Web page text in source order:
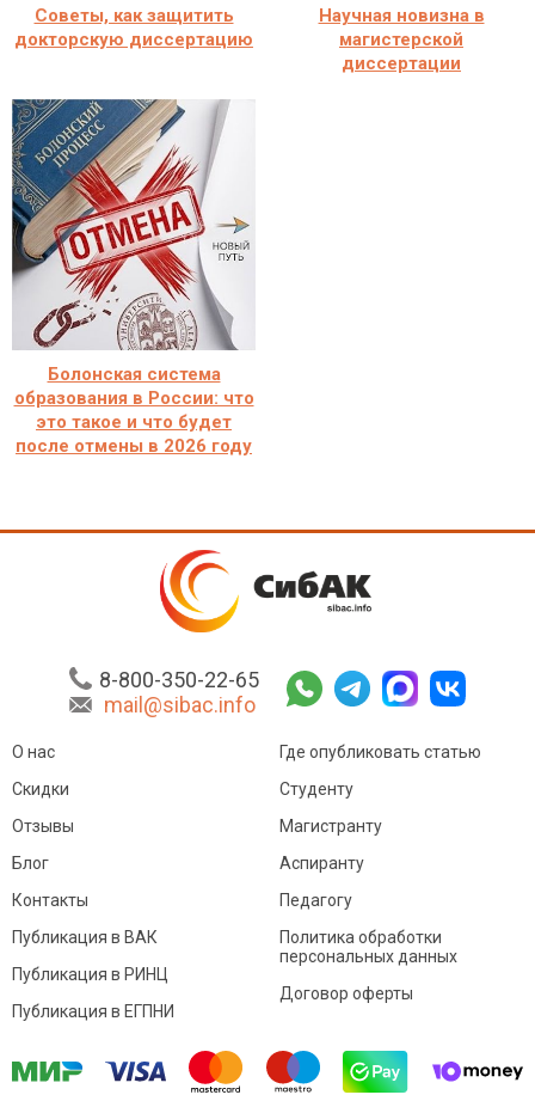
Советы, как защитить
докторскую диссертацию
Научная новизна в
магистерской
диссертации
Болонская система
образования в России: что
это такое и что будет
после отмены в 2026 году
8-800-350-22-65
mail@sibac.info
О нас
Скидки
Отзывы
Блог
Контакты
Где опубликовать статью
Студенту
Магистранту
Аспиранту
Педагогу
Публикация в ВАК
Публикация в РИНЦ
Публикация в ЕГПНИ
Политика обработки
персональных данных
Договор оферты